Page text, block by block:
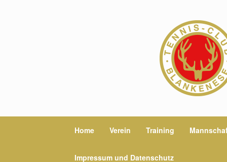
Home Verein Training
Impressum und Datenschutz